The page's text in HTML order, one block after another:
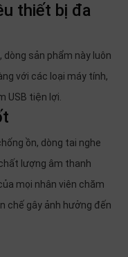
thiết bị đa
sản phẩm này luôn
với các loại máy tính,
USB tiện lợi.
ồn, dòng tai nghe
lượng âm thanh
mọi nhân viên chăm
chế gây ảnh hưởng đến